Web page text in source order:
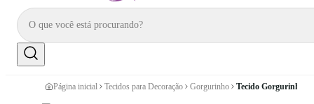
Página inicial Tecidos para Decoração Gorgurinho Tecido Gorgurinho